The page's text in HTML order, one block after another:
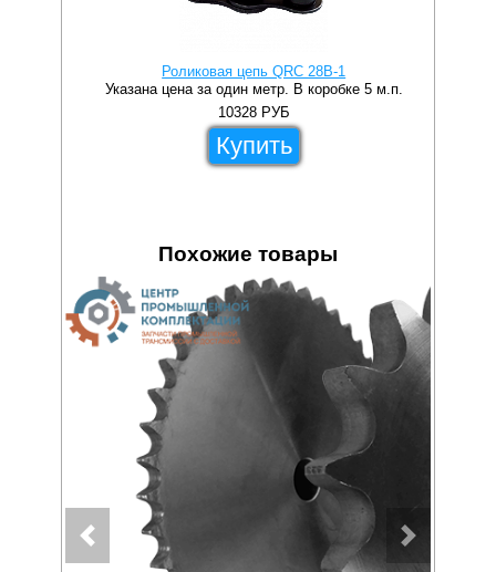
Роликовая цепь QRC 28B-1
Указана цена за один метр. В коробке 5 м.п.
10328 РУБ
Купить
Похожие товары